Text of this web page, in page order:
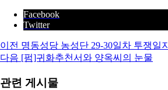
Facebook
Twitter
이전 명동성당 농성단 29-30일차 투쟁일지
다음 [펌]귀화추천서와 양옥씨의 눈물
관련 게시물